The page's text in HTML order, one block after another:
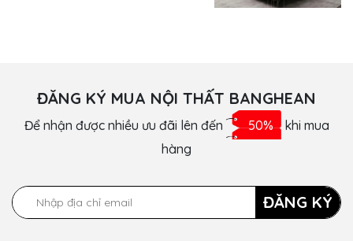
ĐĂNG KÝ MUA NỘI THẤT BANGHEAN
Để nhận được nhiều ưu đãi lên đến 50% khi mua
hàng
ĐĂNG KÝ